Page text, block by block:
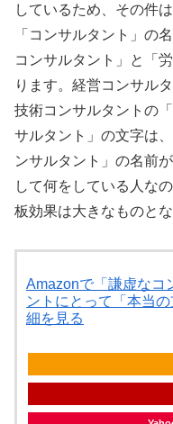
しているため、その件
「コンサルタント」の
コンサルタント」と「
ります。経営コンサル
技術コンサルタントの
サルタント」の文字は
ンサルタント」の名前
して何をしている人な
板効果は大きなものとな
Amazonで「謙虚な
ントにとって「本当
細を見る